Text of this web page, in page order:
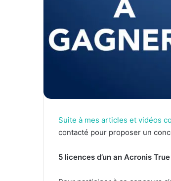
Suite à mes articles et vidéos
contacté pour proposer un
5 licences d’un an Acronis